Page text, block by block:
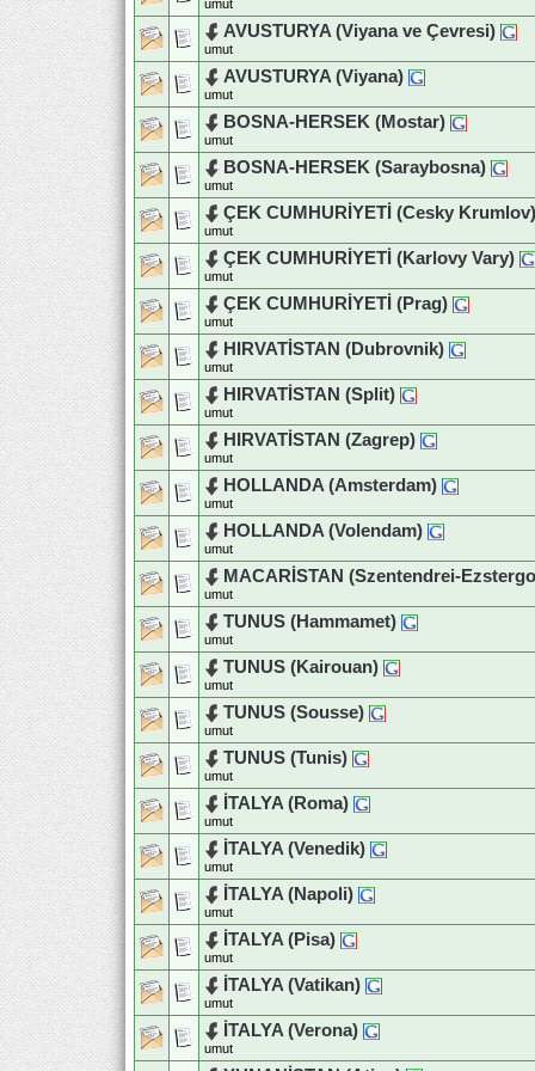
umut
AVUSTURYA (Viyana ve Çevresi)
umut
AVUSTURYA (Viyana)
umut
BOSNA-HERSEK (Mostar)
umut
BOSNA-HERSEK (Saraybosna)
umut
ÇEK CUMHURİYETİ (Cesky Krumlov)
umut
ÇEK CUMHURİYETİ (Karlovy Vary)
umut
ÇEK CUMHURİYETİ (Prag)
umut
HIRVATİSTAN (Dubrovnik)
umut
HIRVATİSTAN (Split)
umut
HIRVATİSTAN (Zagrep)
umut
HOLLANDA (Amsterdam)
umut
HOLLANDA (Volendam)
umut
MACARİSTAN (Szentendrei-
umut
TUNUS (Hammamet)
umut
TUNUS (Kairouan)
umut
TUNUS (Sousse)
umut
TUNUS (Tunis)
umut
İTALYA (Roma)
umut
İTALYA (Venedik)
umut
İTALYA (Napoli)
umut
İTALYA (Pisa)
umut
İTALYA (Vatikan)
umut
İTALYA (Verona)
umut